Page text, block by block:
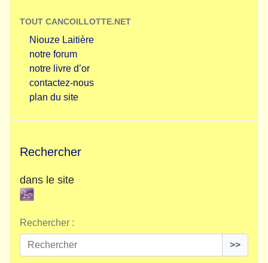
TOUT CANCOILLOTTE.NET
Niouze Laitière
notre forum
notre livre d’or
contactez-nous
plan du site
Rechercher
dans le site
Rechercher :
>>